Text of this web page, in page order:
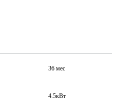
36 мес
4,5кВт